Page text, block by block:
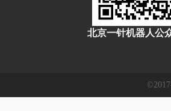
北京一针机器人公